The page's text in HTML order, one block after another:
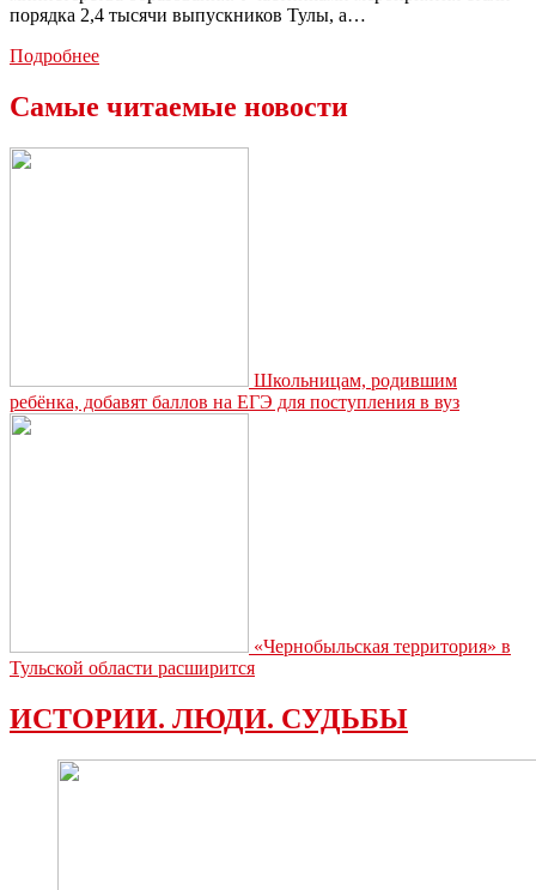
порядка 2,4 тысячи выпускников Тулы, а…
ПодробнееВ
выпускника
Самые читаемые новости
Школьницам, родившим
ребёнка, добавят баллов на ЕГЭ для поступления в вуз
«Чернобыльская территория» в
Тульской области расширится
ИСТОРИИ. ЛЮДИ. СУДЬБЫ